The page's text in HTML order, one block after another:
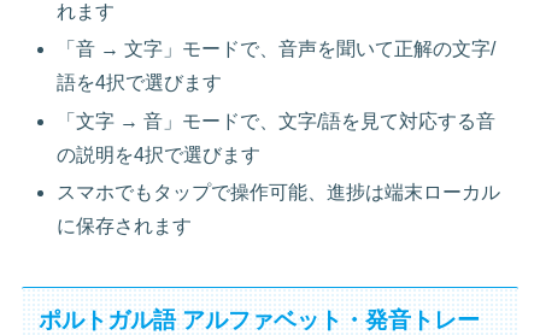
れます
「音 → 文字」モードで、音声を聞いて正解の文字/
語を4択で選びます
「文字 → 音」モードで、文字/語を見て対応する音
の説明を4択で選びます
スマホでもタップで操作可能、進捗は端末ローカル
に保存されます
ポルトガル語 アルファベット・発音トレー